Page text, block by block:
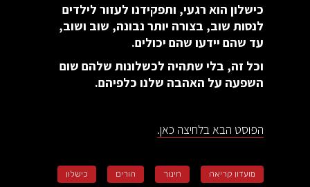
כישלון הוא רגעי, ותפקידנו לעזור לילדים
לנסות שוב, בצורה יותר נבונה, שוב ושוב,
עד שהם יידעו שהם יכולים.
וכל זה, בלי שתהיה לכשלונות שלהם שום
השפעה על האהבה שלנו כלפיהם.
הפוסט הבא בלחיצה כאן.
מועדון קריאה חינוך הורים כישלון